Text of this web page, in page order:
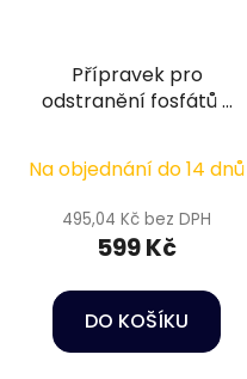
Přípravek pro
odstranění fosfátů -
QuickfilterAction
Phosphate Remover
150 g
Na objednání do 14 dnů
495,04 Kč bez DPH
599 Kč
DO KOŠÍKU